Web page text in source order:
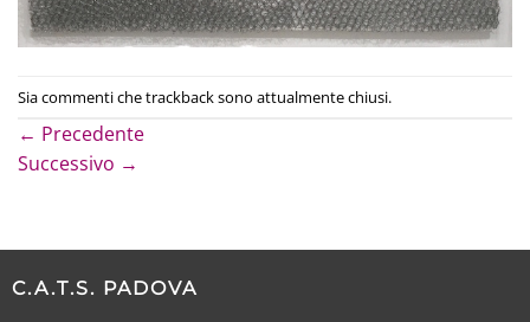
Sia commenti che trackback sono attualmente chiusi.
← Precedente
Successivo →
C.A.T.S. PADOVA